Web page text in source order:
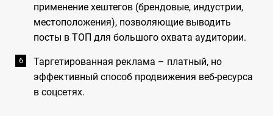
применение хештегов (брендовые, индустрии,
местоположения), позволяющие выводить
посты в ТОП для большого охвата аудитории.
Таргетированная реклама – платный, но
эффективный способ продвижения веб-ресурса
в соцсетях.